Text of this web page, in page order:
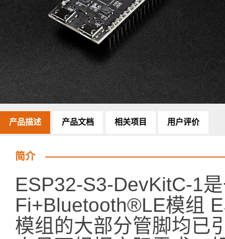
产品描述 产品文档 相关项目 用户评价
简介
ESP32-S3-DevKitC-1
Fi+Bluetooth®LE模组
模组的大部分管脚均已